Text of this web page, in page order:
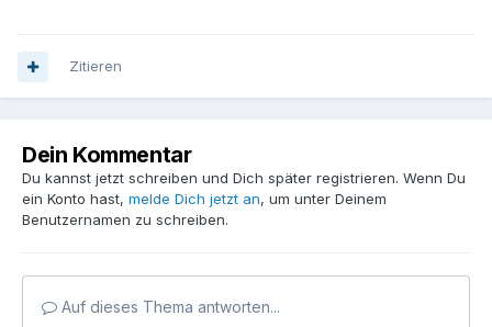
Zitieren
Dein Kommentar
Du kannst jetzt schreiben und Dich später registrieren. Wenn Du
ein Konto hast, melde Dich jetzt an, um unter Deinem
Benutzernamen zu schreiben.
Auf dieses Thema antworten...